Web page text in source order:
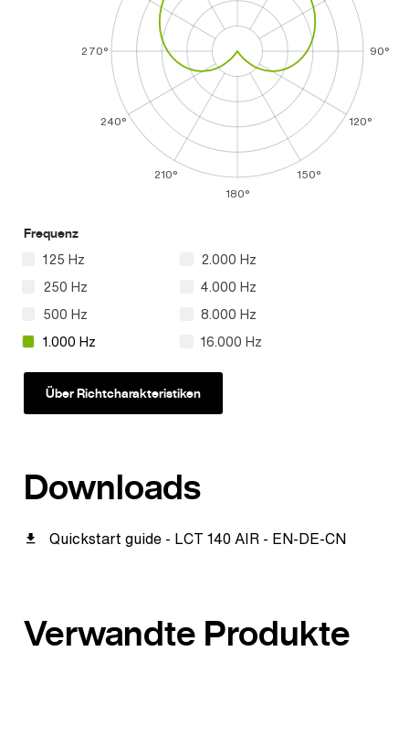
90°
120°
150°
180°
210°
240°
270°
Frequenz
125 Hz
250 Hz
500 Hz
1.000 Hz
2.000 Hz
4.000 Hz
8.000 Hz
16.000 Hz
Über Richtcharakteristiken
Downloads
Quickstart guide - LCT 140 AIR - EN-DE-CN
Verwandte Produkte